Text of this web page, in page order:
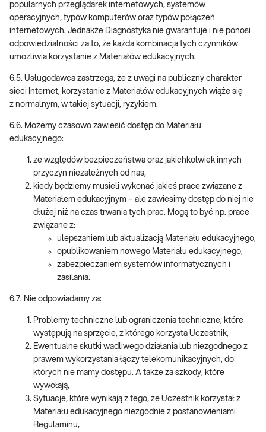
popularnych przeglądarek internetowych, systemów
operacyjnych, typów komputerów oraz typów połączeń
internetowych. Jednakże Diagnostyka nie gwarantuje i nie ponosi
odpowiedzialności za to, że każda kombinacja tych czynników
umożliwia korzystanie z Materiałów edukacyjnych.
6.5. Usługodawca zastrzega, że z uwagi na publiczny charakter
sieci Internet, korzystanie z Materiałów edukacyjnych wiąże się
z normalnym, w takiej sytuacji, ryzykiem.
6.6. Możemy czasowo zawiesić dostęp do Materiału
edukacyjnego:
ze względów bezpieczeństwa oraz jakichkolwiek innych
przyczyn niezależnych od nas,
kiedy będziemy musieli wykonać jakieś prace związane z
Materiałem edukacyjnym – ale zawiesimy dostęp do niej nie
dłużej niż na czas trwania tych prac. Mogą to być np. prace
związane z:
ulepszaniem lub aktualizacją Materiału edukacyjnego,
opublikowaniem nowego Materiału edukacyjnego,
zabezpieczaniem systemów informatycznych i
zasilania.
6.7. Nie odpowiadamy za:
Problemy techniczne lub ograniczenia techniczne, które
występują na sprzęcie, z którego korzysta Uczestnik,
Ewentualne skutki wadliwego działania lub niezgodnego z
prawem wykorzystania łączy telekomunikacyjnych, do
których nie mamy dostępu. A także za szkody, które
wywołają,
Sytuacje, które wynikają z tego, że Uczestnik korzystał z
Materiału edukacyjnego niezgodnie z postanowieniami
Regulaminu,